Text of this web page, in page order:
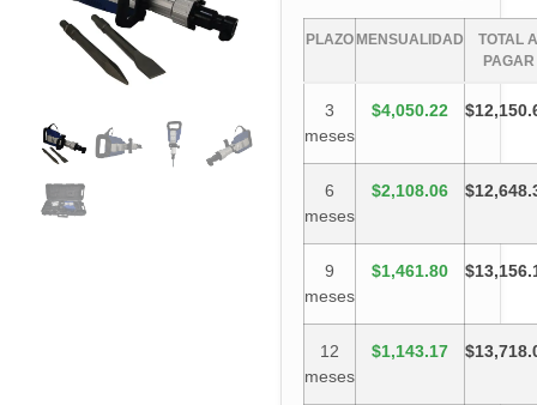
PLAZO MENSUALIDAD
TOTAL A
PAGAR
3
meses
$4,050.22
6
meses
$2,108.06
9
meses
$1,461.80
12
meses
$1,143.17